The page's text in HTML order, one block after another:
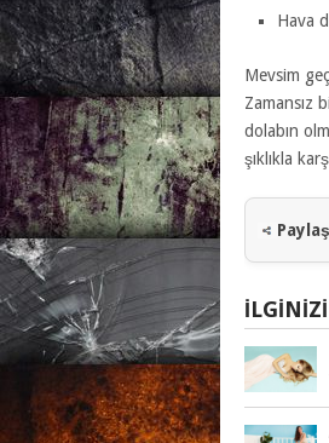
Hava
Mevsim
Zamansız
dolabın
şıklıkla
Paylaş